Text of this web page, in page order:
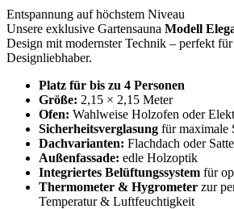
Entspannung auf höchstem Niveau
Unsere exklusive Gartensauna Modell
Design mit modernster Technik – perfekt
Designliebhaber.
Platz für bis zu 4 Personen
Größe: 2,15 × 2,15 Meter
Ofen: Wahlweise Holzofen oder
Sicherheitsverglasung für maximale
Dachvarianten: Flachdach oder
Außenfassade: edle Holzoptik
Integriertes Belüftungssystem für
Thermometer & Hygrometer zur
Temperatur & Luftfeuchtigkeit